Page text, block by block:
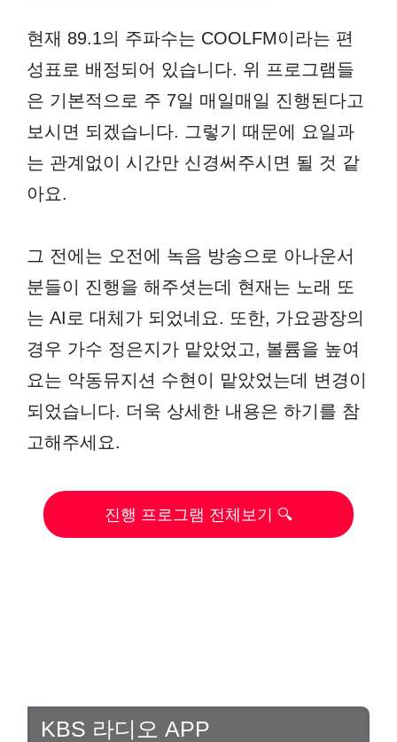
현재 89.1의 주파수는 COOLFM이라는 편
성표로 배정되어 있습니다. 위 프로그램들
은 기본적으로 주 7일 매일매일 진행된다고
보시면 되겠습니다. 그렇기 때문에 요일과
는 관계없이 시간만 신경써주시면 될 것 같
아요.
그 전에는 오전에 녹음 방송으로 아나운서
분들이 진행을 해주셧는데 현재는 노래 또
는 AI로 대체가 되었네요. 또한, 가요광장의
경우 가수 정은지가 맡았었고, 볼륨을 높여
요는 악동뮤지션 수현이 맡았었는데 변경이
되었습니다. 더욱 상세한 내용은 하기를 참
고해주세요.
진행 프로그램 전체보기 🔍
KBS 라디오 APP